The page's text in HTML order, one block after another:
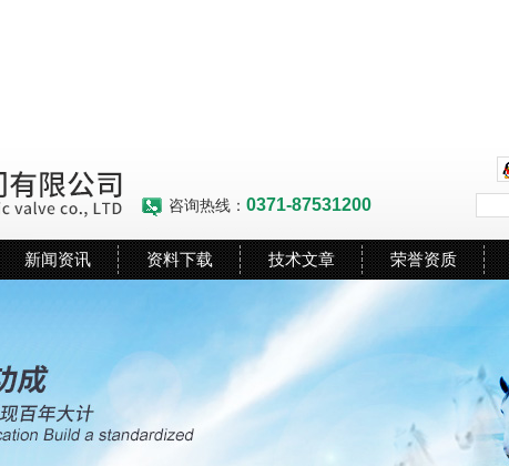
咨询热线： 0371-87531200
新闻资讯 资料下载 技术文章 荣誉资质